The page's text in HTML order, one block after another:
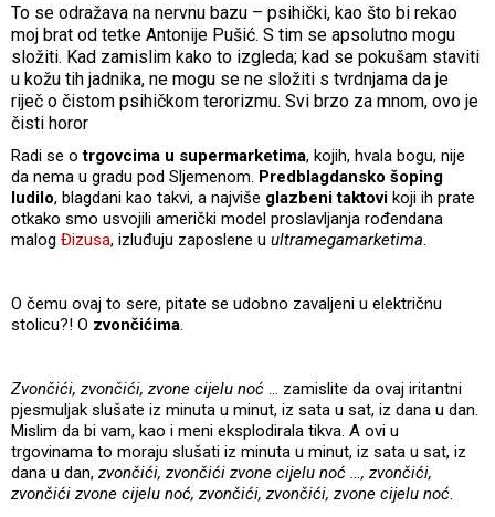
To se odražava na nervnu bazu – psihički, kao što bi rekao
moj brat od tetke Antonije Pušić. S tim se apsolutno mogu
složiti. Kad zamislim kako to izgleda; kad se pokušam staviti
u kožu tih jadnika, ne mogu se ne složiti s tvrdnjama da je
riječ o čistom psihičkom terorizmu. Svi brzo za mnom, ovo je
čisti horor
Radi se otrgovcima u supermarketima, kojih, hvala bogu, nije
da nema u gradu pod Sljemenom. Predblagdansko šoping
ludilo, blagdani kao takvi, a najviše glazbeni taktovi koji ih prate
otkako smo usvojili američki model proslavljanja rođendana
malog Đizusa, izluđuju zaposlene u ultramegamarketima.
O čemu ovaj to sere, pitate se udobno zavaljeni u električnu
stolicu?! O zvončićima.
Zvončići, zvončići, zvone cijelu noć … zamislite da ovaj iritantni
pjesmuljak slušate iz minuta u minut, iz sata u sat, iz dana u dan.
Mislim da bi vam, kao i meni eksplodirala tikva. A ovi u
trgovinama to moraju slušati iz minuta u minut, iz sata u sat, iz
dana u dan, zvončići, zvončići zvone cijelu noć …, zvončići,
zvončići zvone cijelu noć, zvončići, zvončići, zvone cijelu noć.